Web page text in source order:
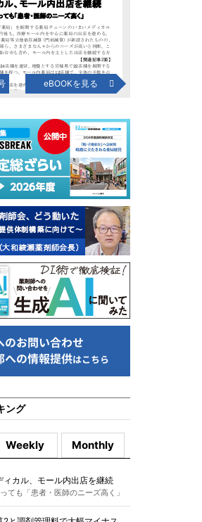
eBOOKを見る
ング
Weekly Monthly
ィカル、モール内出店を継続
ても「患者・医師のニーズ高く」